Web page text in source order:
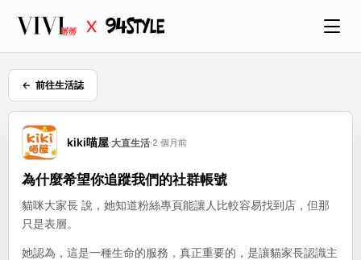
前往生活誌
kiki喵屋·大直生活·2 個月前
為什麼希望你追蹤我們的社群帳號
貓咪大家長 說，她知道粉絲專頁能讓人比較容易找到店，但那
只是表層。
她認為，這是一種生命的服務，真正重要的，是讓貓家長認識主